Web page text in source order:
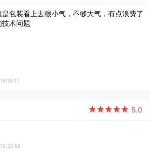
包装看上去很小气，不够大气，有点浪费了
术问题
5.0
